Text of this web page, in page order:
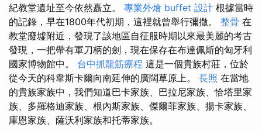
紀教堂遺址至今依然矗立。 專業外燴 buffet 設計 根據當時
的記錄，早在1800年代初期，這裡就曾舉行彌撒。 整骨 在
教堂廢墟附近，發現了該地區自征服時期以來最美麗的考古
發現，一把帶有軍刀柄的劍，現在保存在布達佩斯的匈牙利
國家博物館中。 台中抓龍筋療程 這是一個貴族村莊，位於
從今天的科韋斯卡爾向南延伸的廣闊草原上。 長照 在當地
的貴族家族中，我們知道巴卡家族、巴拉尼家族、恰塔里家
族、多羅格迪家族、根內斯家族、傑爾菲家族、揚卡家族、
庫恩家族、薩沃利家族和托蒂家族。